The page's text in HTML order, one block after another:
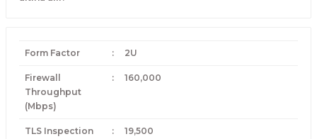
Form Factor : 2U
Firewall
Throughput
(Mbps)
: 160,000
TLS Inspection
: 19,500